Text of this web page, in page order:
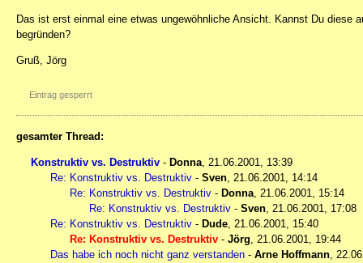
Das ist erst einmal eine etwas ungewöhnliche Ansicht. Kannst Du diese
begründen?
Gruß, Jörg
Eintrag gesperrt
gesamter Thread:
Konstruktiv vs. Destruktiv - Donna, 21.06.2001, 13:39
Re: Konstruktiv vs. Destruktiv - Sven, 21.06.2001, 14:14
Re: Konstruktiv vs. Destruktiv - Donna, 21.06.2001, 15:14
Re: Konstruktiv vs. Destruktiv - Sven, 21.06.2001, 17:08
Re: Konstruktiv vs. Destruktiv - Dude, 21.06.2001, 15:40
Re: Konstruktiv vs. Destruktiv - Jörg, 21.06.2001, 19:44
Das habe ich noch nicht ganz verstanden - Arne Hoffmann,